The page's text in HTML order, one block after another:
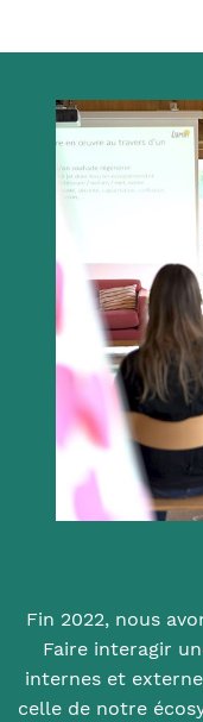
Fin 2022, nous
Faire interagir
internes et
celle de notre